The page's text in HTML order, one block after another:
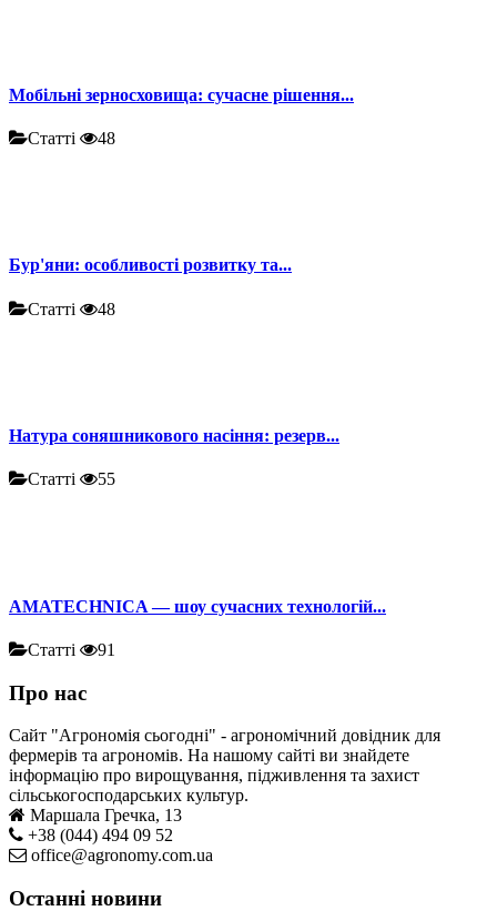
Мобільні зерносховища: сучасне рішення...
Статті 48
Бур'яни: особливості розвитку та...
Статті 48
Натура соняшникового насіння: резерв...
Статті 55
AMATECHNICA — шоу сучасних технологій...
Статті 91
Про нас
Сайт "Агрономія сьогодні" - агрономічний довідник для
фермерів та агрономів. На нашому сайті ви знайдете
інформацію про вирощування, підживлення та захист
сільськогосподарських культур.
Маршала Гречка, 13
+38 (044) 494 09 52
office@agronomy.com.ua
Останні новини